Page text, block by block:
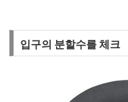
입구의 분할수를 체크